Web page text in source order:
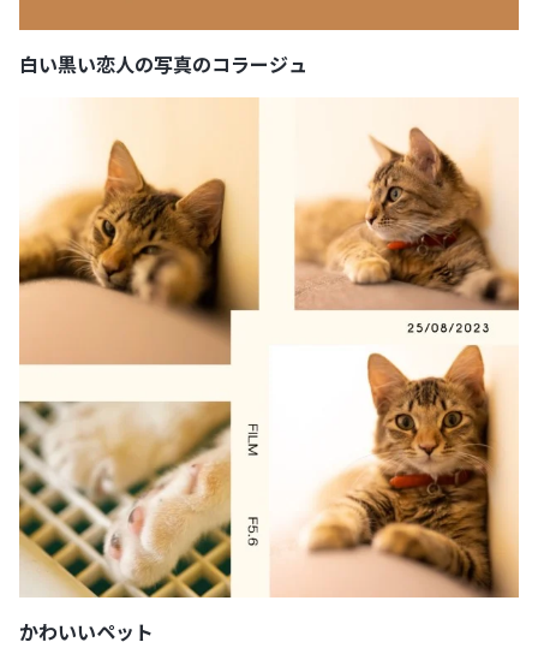
白い黒い恋人の写真のコラージュ
かわいいペット